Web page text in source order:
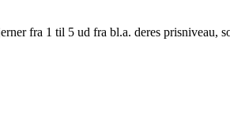
fra 1 til 5 ud fra bl.a. deres prisniveau,